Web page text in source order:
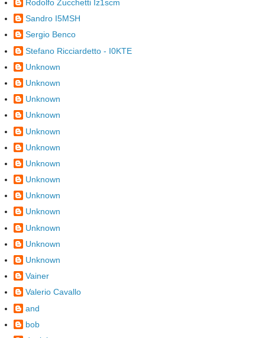
Rodolfo Zucchetti Iz1scm
Sandro I5MSH
Sergio Benco
Stefano Ricciardetto - I0KTE
Unknown
Unknown
Unknown
Unknown
Unknown
Unknown
Unknown
Unknown
Unknown
Unknown
Unknown
Unknown
Unknown
Vainer
Valerio Cavallo
and
bob